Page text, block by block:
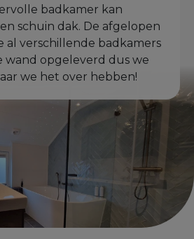
badkamer kan
schuin dak. De afgelopen
al verschillende badkamers
wand opgeleverd dus we
we het over hebben!